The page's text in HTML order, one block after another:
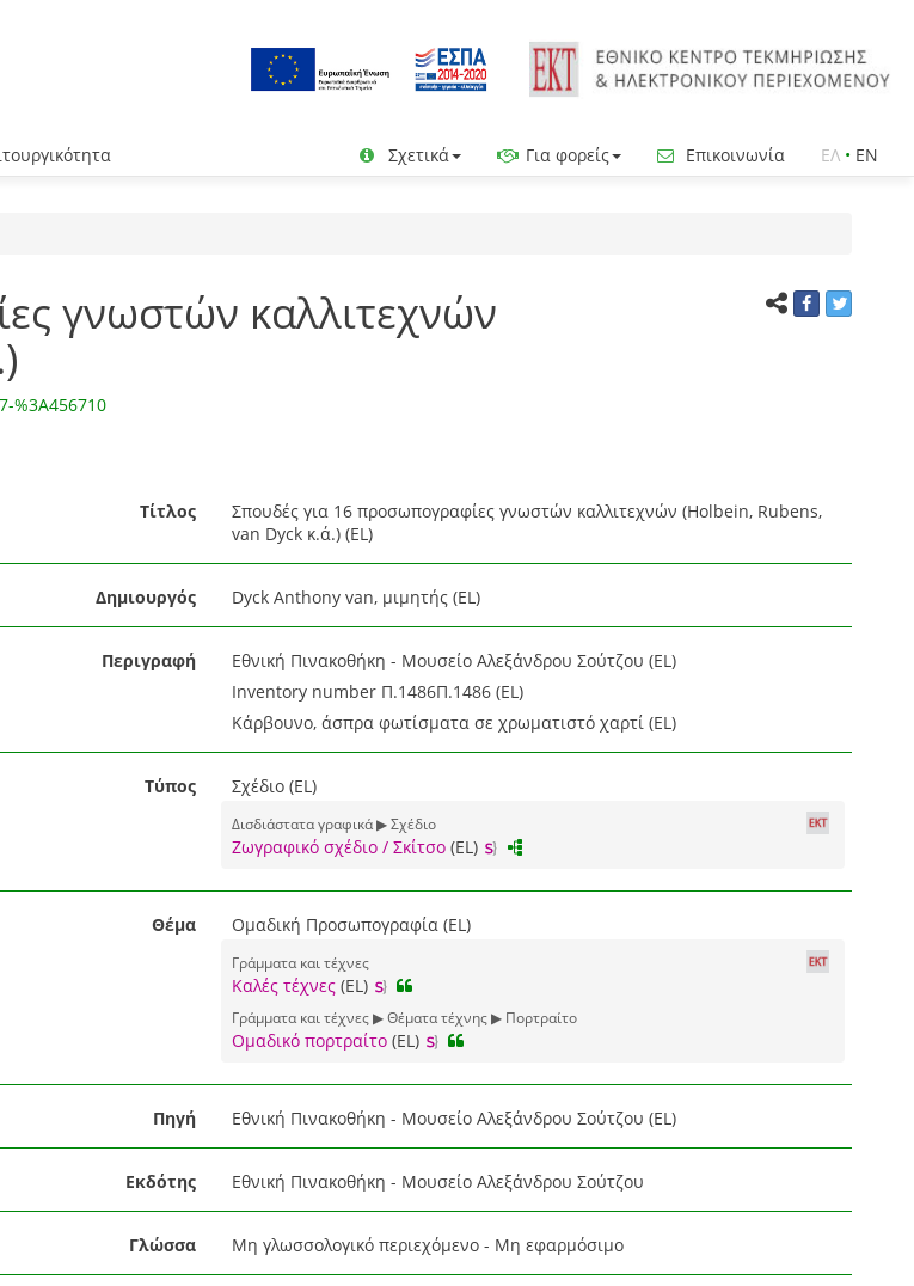
Σχετικά Για φορείς Επικοινωνία ΕΛ • EN
γνωστών καλλιτεχνών
%3A456710
Τίτλος
Σπουδές για 16 προσωπογραφίες γνωστών καλλιτεχνών (Holbein, Rubens,
van Dyck κ.ά.) (EL)
Δημιουργός Dyck Anthony van, μιμητής (EL)
Περιγραφή
Εθνική Πινακοθήκη - Μουσείο Αλεξάνδρου Σούτζου (EL)
Inventory number Π.1486Π.1486 (EL)
Κάρβουνο, άσπρα φωτίσματα σε χρωματιστό χαρτί (EL)
Τύπος Σχέδιο (EL)
Δισδιάστατα γραφικά ▶ Σχέδιο
Ζωγραφικό σχέδιο / Σκίτσο(EL)
Θέμα Ομαδική Προσωπογραφία (EL)
Γράμματα και τέχνες
Καλές τέχνες(EL)
Γράμματα και τέχνες ▶ Θέματα τέχνης ▶ Πορτραίτο
Ομαδικό πορτραίτο(EL)
Πηγή Εθνική Πινακοθήκη - Μουσείο Αλεξάνδρου Σούτζου (EL)
Εκδότης Εθνική Πινακοθήκη - Μουσείο Αλεξάνδρου Σούτζου
Γλώσσα Μη γλωσσολογικό περιεχόμενο - Μη εφαρμόσιμο